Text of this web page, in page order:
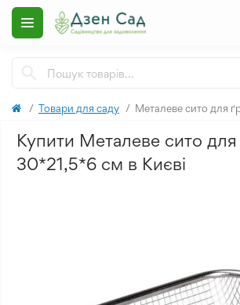
Товари для саду Металеве сито для
Купити Металеве сито для
30*21,5*6 см в Києві